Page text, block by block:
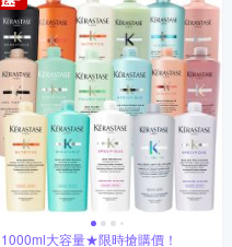
1000ml大容量★限時搶購價！